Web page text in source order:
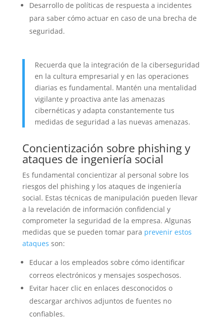
Desarrollo de políticas de respuesta a incidentes
para saber cómo actuar en caso de una brecha de
seguridad.
Recuerda que la integración de la ciberseguridad
en la cultura empresarial y en las operaciones
diarias es fundamental. Mantén una mentalidad
vigilante y proactiva ante las amenazas
cibernéticas y adapta constantemente tus
medidas de seguridad a las nuevas amenazas.
Concientización sobre phishing y
ataques de ingeniería social
Es fundamental concientizar al personal sobre los
riesgos del phishing y los ataques de ingeniería
social. Estas técnicas de manipulación pueden llevar
a la revelación de información confidencial y
comprometer la seguridad de la empresa. Algunas
medidas que se pueden tomar para prevenir estos
ataques son:
Educar a los empleados sobre cómo identificar
correos electrónicos y mensajes sospechosos.
Evitar hacer clic en enlaces desconocidos o
descargar archivos adjuntos de fuentes no
confiables.